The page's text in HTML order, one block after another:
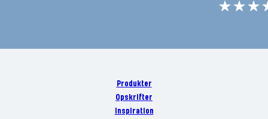
Produkter
Opskrifter
Inspiration